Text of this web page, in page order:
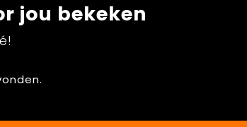
jou bekeken